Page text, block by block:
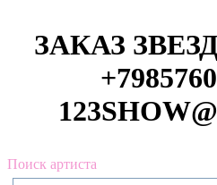
ЗАКАЗ
Поиск артиста